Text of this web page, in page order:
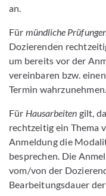
an.
Fürmündliche
Dozierenden
um bereits vor der
vereinbaren bzw.
Termin wahrzunehmen.
Für Hausarbeiten gilt,
rechtzeitig ein Thema
Anmeldung die
besprechen. Die
vom/von der
Bearbeitungsdauer